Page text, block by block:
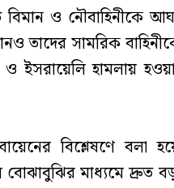
ও নৌবাহিনীকে
তাদের সামরিক
ইসরায়েলি হামলায়
বিশ্লেষণে বলা
মাধ্যমে দ্রুত